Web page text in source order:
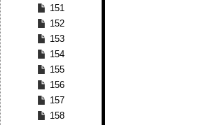
151
152
153
154
155
156
157
158